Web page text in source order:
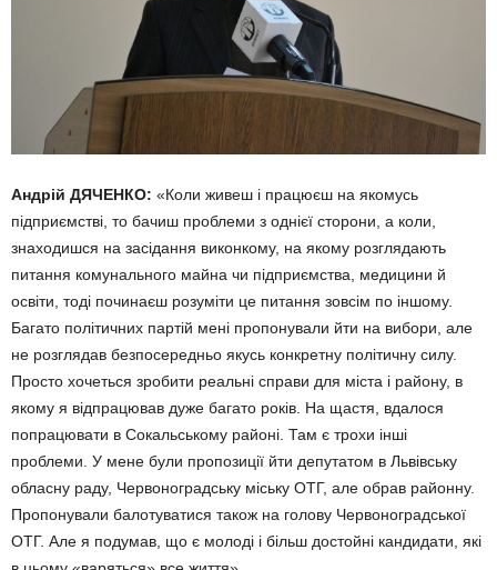
Андрій ДЯЧЕНКО: «Коли живеш і працюєш на якомусь
підприєм­стві, то бачиш проблеми з однієї сторони, а коли,
знаходишся на засідання виконкому, на якому роз­глядають
питання комунального майна чи підприємства, медицини й
освіти, тоді починаєш розуміти це питання зовсім по іншому.
Багато політичних партій мені пропонували йти на вибори, але
не розглядав безпосередньо якусь конкретну політичну силу.
Просто хочеться зробити реальні справи для міста і району, в
якому я від­працював дуже багато років. На щастя, вдалося
попрацювати в Сокальському районі. Там є трохи інші
проблеми. У мене були пропо­зиції йти депутатом в Львівську
обласну раду, Червоноградську міську ОТГ, але обрав районну.
Пропонували балотуватися також на голову Червоноградської
ОТГ. Але я подумав, що є молоді і більш достойні кандидати, які